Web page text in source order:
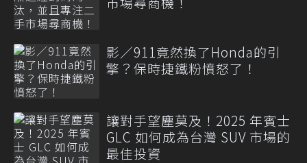
影／911竟然換了Honda的引
擎？保時捷鐵粉憤怒了！
讓對手望塵莫及！2025 年賓士
GLC 如何成為台灣 SUV 市場的
最佳投資